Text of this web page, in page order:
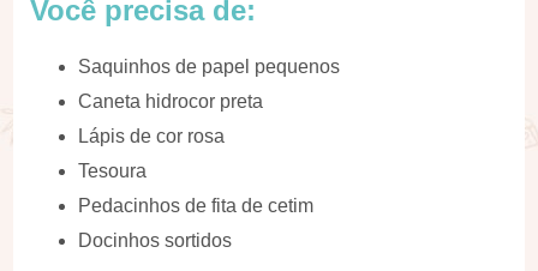
Você precisa de:
Saquinhos de papel pequenos
Caneta hidrocor preta
Lápis de cor rosa
Tesoura
Pedacinhos de fita de cetim
Docinhos sortidos